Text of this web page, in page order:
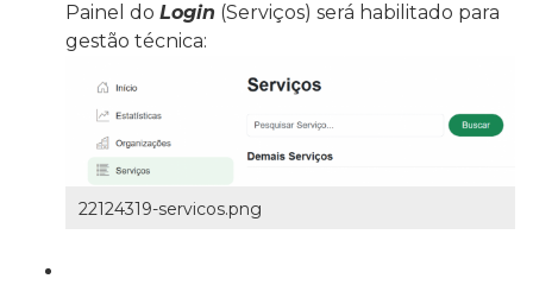
Painel do Login (Serviços) será habilitado para
gestão técnica:
22124319-servicos.png